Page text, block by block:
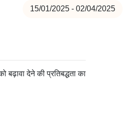
15/01/2025 - 02/04/2025
बढ़ावा देने की प्रतिबद्धता का